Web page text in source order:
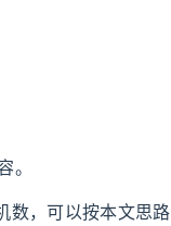
。
数，可以按本文思路